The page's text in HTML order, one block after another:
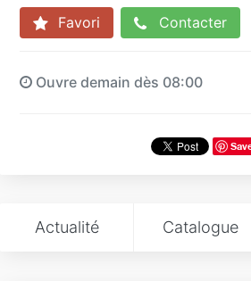
Favori Contacter
Ouvre demain dès 08:00
Actualité Catalogue